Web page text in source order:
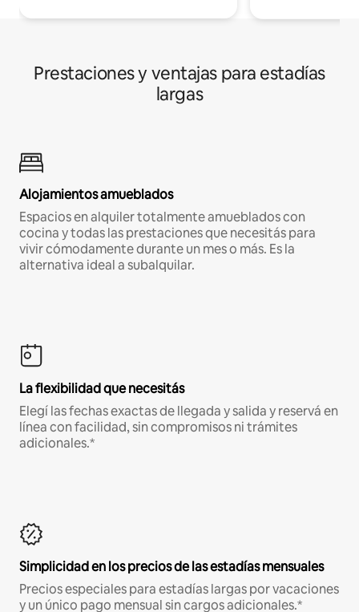
Prestaciones y ventajas para estadías
largas
Alojamientos amueblados
Espacios en alquiler totalmente amueblados con
cocina y todas las prestaciones que necesitás para
vivir cómodamente durante un mes o más. Es la
alternativa ideal a subalquilar.
La flexibilidad que necesitás
Elegí las fechas exactas de llegada y salida y reservá en
línea con facilidad, sin compromisos ni trámites
adicionales.*
Simplicidad en los precios de las estadías mensuales
Precios especiales para estadías largas por vacaciones
y un único pago mensual sin cargos adicionales.*